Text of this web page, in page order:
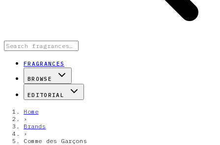
FRAGRANCES
BROWSE
EDITORIAL
Home
›
Brands
›
Comme des Garçons